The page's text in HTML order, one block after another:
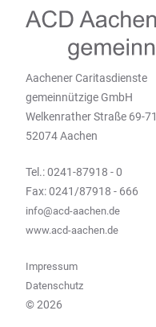
Aachener Caritasdienste
gemeinnützige GmbH
Welkenrather Straße 69-71
52074 Aachen
Tel.: 0241-87918 - 0
Fax: 0241/87918 - 666
info@acd-aachen.de
www.acd-aachen.de
Impressum
Datenschutz
© 2026